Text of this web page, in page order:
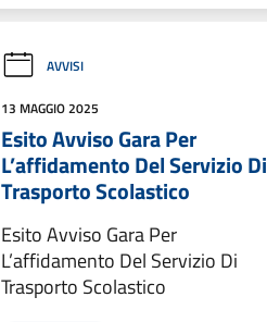
AVVISI
13 MAGGIO 2025
Esito Avviso Gara Per
L’affidamento Del Servizio Di
Trasporto Scolastico
Esito Avviso Gara Per
L’affidamento Del Servizio Di
Trasporto Scolastico